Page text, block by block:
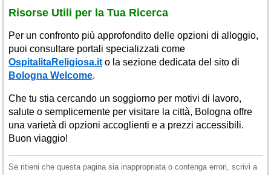
Risorse Utili per la Tua Ricerca
Per un confronto più approfondito delle opzioni di alloggio,
puoi consultare portali specializzati come
OspitalitaReligiosa.it o la sezione dedicata del sito di
Bologna Welcome.
Che tu stia cercando un soggiorno per motivi di lavoro,
salute o semplicemente per visitare la città, Bologna offre
una varietà di opzioni accoglienti e a prezzi accessibili.
Buon viaggio!
Se ritieni che questa pagina sia inappropriata o contenga errori, scrivi a